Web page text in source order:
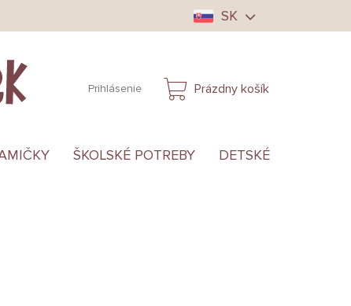
SK
Prihlásenie
NÁKUPNÝ
Prázdny košík
ŠKOLSKÉ POTREBY DETSKÉ OBLEČENIE